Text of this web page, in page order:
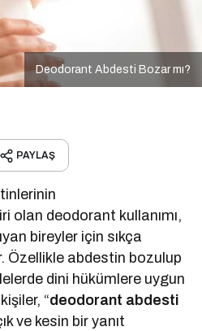
Deodorant Abdesti Bozar mı?
PAYLAŞ
olan deodorant kullanımı,
bireyler için sıkça
Özellikle abdestin bozulup
dini hükümlere uygun
“deodorant abdesti
ve kesin bir yanıt